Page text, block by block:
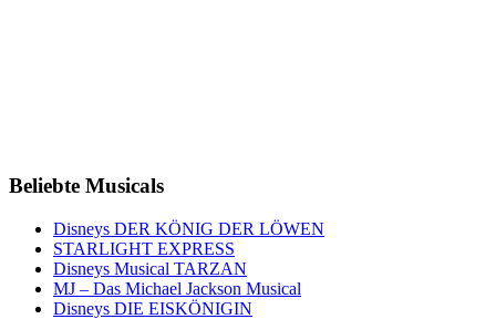
Beliebte Musicals
Disneys DER KÖNIG DER LÖWEN
STARLIGHT EXPRESS
Disneys Musical TARZAN
MJ – Das Michael Jackson Musical
Disneys DIE EISKÖNIGIN